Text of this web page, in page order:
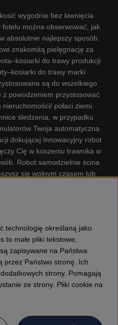
wygodnie bez kiwnięcia
można obserwować, jak
absolutnie najlepszy sposób.
znakomitą pielęgnację za
do trawy produkcji
do trawy marki
są do wszelkiego
powodzeniem przystosować
połaci ziemi.
śledzenia, w przypadku
Twoja automatyczna
dokującej Innowacyjny robot
Cię w koszeniu trawnika w
Robot samodzielnie ścina
się wolnym czasem lub
dysponuje. Gplshop
Nożyce do żywopłotów,
Myjka Ciśnieniowa,
Narzędzia do prac leśnych,
dla dzieci ETC.
technologię określaną jako
to małe pliki tekstowe,
zapisywane na Państwa
przez Państwo stronę. Ich
strony. Pomagają
ze strony. Pliki cookie na